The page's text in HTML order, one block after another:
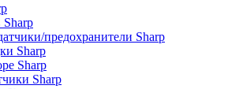
Sharp
предохранители Sharp
Sharp
Sharp
Sharp